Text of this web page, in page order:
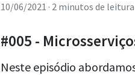
10/06/2021 · 2 minutos de leitura
#005 -
Neste episódio